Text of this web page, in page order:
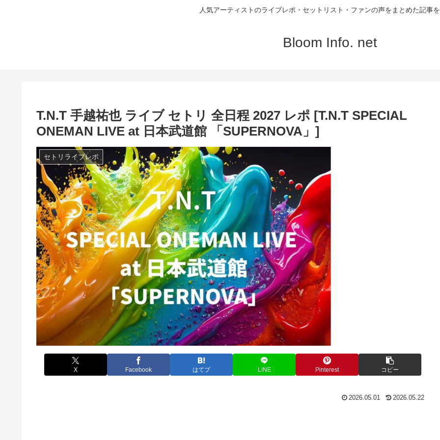
人気アーティストのライブレポ・セットリスト・ファンの声をまとめた記事
Bloom Info. net
T.N.T 手越祐也 ライブ セトリ 全日程 2027 レポ [T.N.T SPECIAL
ONEMAN LIVE at 日本武道館 「SUPERNOVA」]
セトリライブレポ
X Facebook はてブ LINE Pinterest コピー
2026.05.01 2026.05.22